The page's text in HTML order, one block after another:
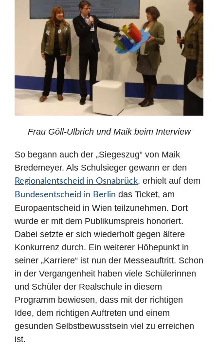
Frau Göll-Ulbrich und Maik beim Interview
So begann auch der „Siegeszug“ von Maik
Bredemeyer. Als Schulsieger gewann er den
Regionalentscheid in Osnabrück, erhielt auf dem
Bundesentscheid in Berlin das Ticket, am
Europaentscheid in Wien teilzunehmen. Dort
wurde er mit dem Publikumspreis honoriert.
Dabei setzte er sich wiederholt gegen ältere
Konkurrenz durch. Ein weiterer Höhepunkt in
seiner „Karriere“ ist nun der Messeauftritt. Schon
in der Vergangenheit haben viele Schülerinnen
und Schüler der Realschule in diesem
Programm bewiesen, dass mit der richtigen
Idee, dem richtigen Auftreten und einem
gesunden Selbstbewusstsein viel zu erreichen
ist.